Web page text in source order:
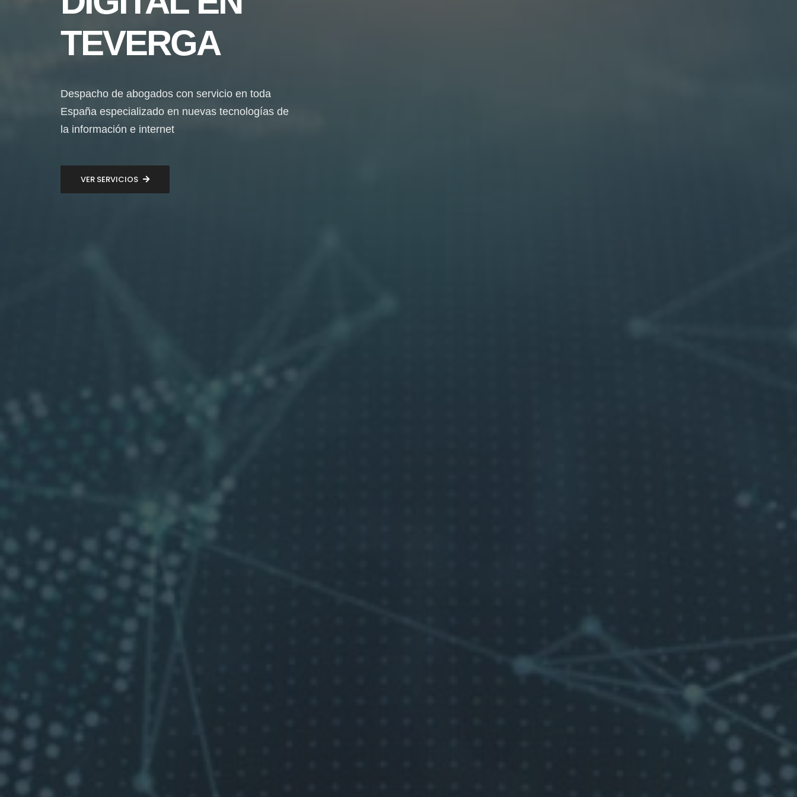
TEVERGA
Despacho de abogados con servicio en toda
España especializado en nuevas tecnologías de
la información e internet
VER SERVICIOS